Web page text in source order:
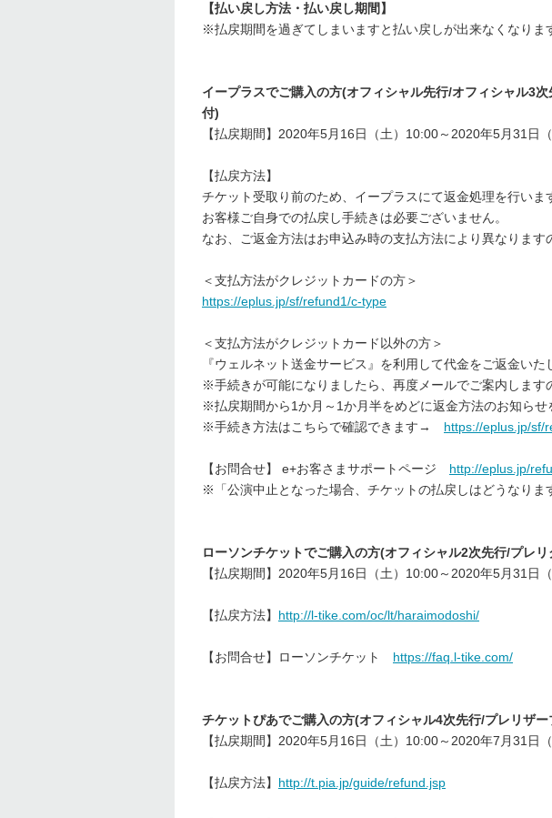
【払い戻し方法・払い戻し期間】
※払戻期間を過ぎてしまいますと払い戻しが出来なくなりま
イープラスでご購入の方(オフィシャル先行/オフィシャル3
付)
【払戻期間】2020年5月16日（土）10:00～2020年5月31日
【払戻方法】
チケット受取り前のため、イープラスにて返金処理を行いま
お客様ご自身での払戻し手続きは必要ございません。
なお、ご返金方法はお申込み時の支払方法により異なります
＜支払方法がクレジットカードの方＞
https://eplus.jp/sf/refund1/c-type
＜支払方法がクレジットカード以外の方＞
『ウェルネット送金サービス』を利用して代金をご返金いた
※手続きが可能になりましたら、再度メールでご案内します
※払戻期間から1か月～1か月半をめどに返金方法のお知らせ
※手続き方法はこちらで確認できます→ https://eplus.jp/sf/
【お問合せ】 e+お客さまサポートページ http://eplus.jp/
※「公演中止となった場合、チケットの払戻しはどうなりま
ローソンチケットでご購入の方(オフィシャル2次先行/プレ
【払戻期間】2020年5月16日（土）10:00～2020年5月31日
【払戻方法】 http://l-tike.com/oc/lt/haraimodoshi/
【お問合せ】ローソンチケット https://faq.l-tike.com/
チケットぴあでご購入の方(オフィシャル4次先行/プレリザ
【払戻期間】2020年5月16日（土）10:00～2020年7月31日
【払戻方法】 http://t.pia.jp/guide/refund.jsp